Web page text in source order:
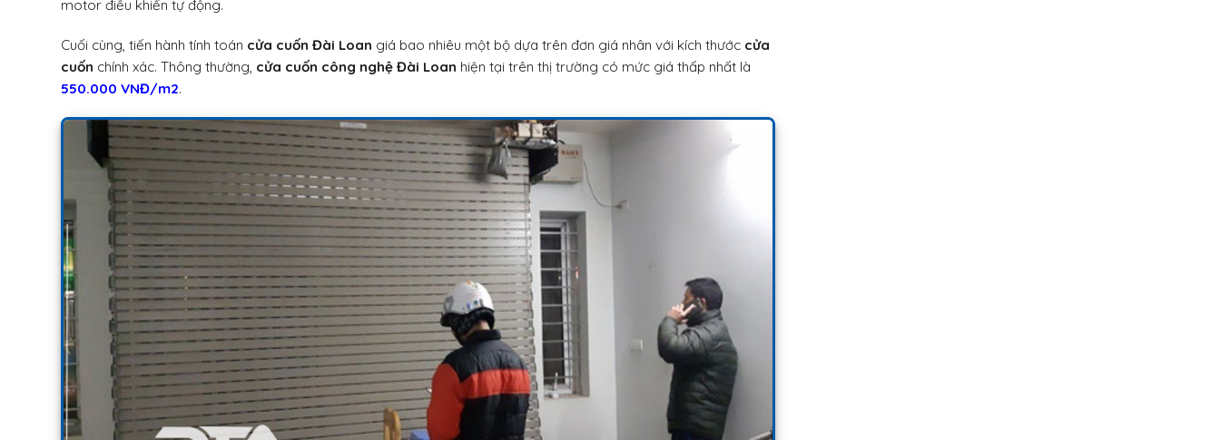
motor điều khiển tự động.
Cuối cùng, tiến hành tính toán cửa cuốn Đài Loan giá bao nhiêu một bộ dựa trên đơn giá nhân với kích thước cửa
cuốn chính xác. Thông thường, cửa cuốn công nghệ Đài Loan hiện tại trên thị trường có mức giá thấp nhất là
550.000 VNĐ/m2.